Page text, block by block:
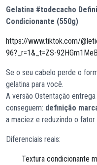
Gelatina #todecacho
Condicionante (550g)
https://www.tiktok.com/
96?_r=1&_t=ZS-
Se o seu cabelo perde o
gelatina para você.
A versão Ostentação
conseguem: definição
a maciez e reduzindo o fator
Diferenciais reais:
Textura condicionante